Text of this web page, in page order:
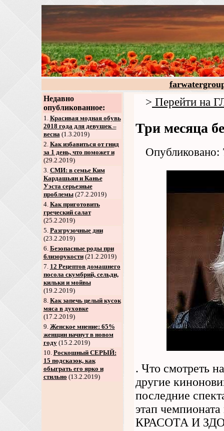
Недавно
опубликованное:
1. Красивая модная обувь
2018 года для девушек –
весна(1.3.2019)
2. Как избавиться от гнид
за 1 день, что поможет и
(29.2.2019)
3. СМИ: в семье Ким
Кардашьян и Канье
Уэста серьезные
проблемы(27.2.2019)
4. Как приготовить
греческий салат
(25.2.2019)
5. Разгрузочные дни
(23.2.2019)
6. Безопасные роды при
близорукости(21.2.2019)
7. 12 Рецептов домашнего
посола скумбрий, сельди,
кильки и мойвы
(19.2.2019)
8. Как запечь целый кусок
мяса в духовке
(17.2.2019)
9. Женское мнение: 65%
женщин начнут в новом
году(15.2.2019)
10. Роскошный СЕРЫЙ:
15 подсказок, как
обыграть его ярко и
стильно (13.2.2019)
> Перейти на
Три месяца
Опубликовано:
. Что смотреть
другие
последние
этап
КРАСОТА И